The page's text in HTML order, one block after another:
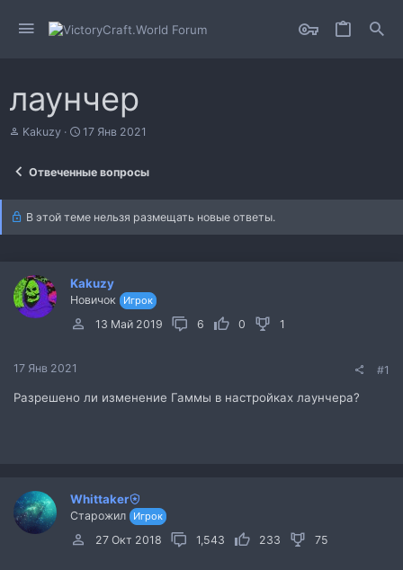
лаунчер
А
е
м
Kakuzy
Д
а
ч
а
17 Янв 2021
Отвеченные вопросы
В этой теме нельзя размещать новые ответы.
Kakuzy
Новичок Игрок
13 Май 2019 6 0 1
17 Янв 2021 #1
Разрешено ли изменение Гаммы в настройках лаунчера?
Whittaker
Старожил Игрок
27 Окт 2018 1,543 233 75